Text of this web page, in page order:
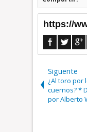
https://
Siguente
¿Al toro por
cuernos? *
por Alberto